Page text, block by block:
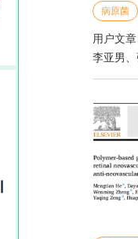
病原菌
用户文
李亚男
外泌体